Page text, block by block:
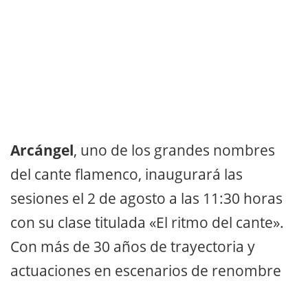
Arcángel, uno de los grandes nombres
del cante flamenco, inaugurará las
sesiones el 2 de agosto a las 11:30 horas
con su clase titulada «El ritmo del cante».
Con más de 30 años de trayectoria y
actuaciones en escenarios de renombre